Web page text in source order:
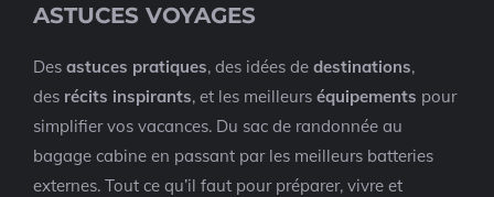
ASTUCES VOYAGES
Des astuces pratiques, des idées de destinations,
des récits inspirants, et les meilleurs équipements pour
simplifier vos vacances. Du sac de randonnée au
bagage cabine en passant par les meilleurs batteries
externes. Tout ce qu’il faut pour préparer, vivre et